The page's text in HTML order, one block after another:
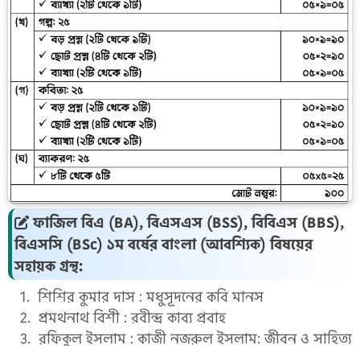
ফাজিল বিএ (BA), বিএসএস (BSS), বিবিএস (BBS),
বিএসসি (BSc) ১ম বর্ষের বাংলা (আবশ্যিক) বিষয়ের
সহায়ক গ্রন্থ:
শিশির কুমার দাস : মধুসূদনের কবি মানস
প্রমথনাথ বিশী : রবীন্দ্র কাব্য প্রবাহ
রফিকুল ইসলাম : কাজী নজরুল ইসলাম: জীবন ও সাহিত্য